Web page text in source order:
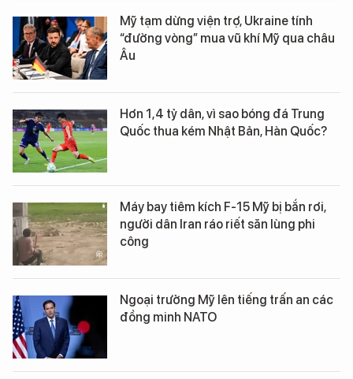
Mỹ tạm dừng viện trợ, Ukraine tính
“đường vòng” mua vũ khí Mỹ qua châu
Âu
Hơn 1,4 tỷ dân, vì sao bóng đá Trung
Quốc thua kém Nhật Bản, Hàn Quốc?
Máy bay tiêm kích F-15 Mỹ bị bắn rơi,
người dân Iran ráo riết săn lùng phi
công
Ngoại trưởng Mỹ lên tiếng trấn an các
đồng minh NATO